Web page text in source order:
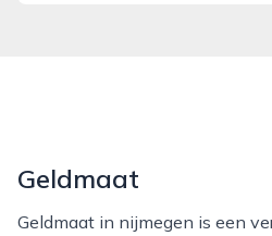
Geldmaat
Geldmaat in nijmegen is een vertrouwde partij voor